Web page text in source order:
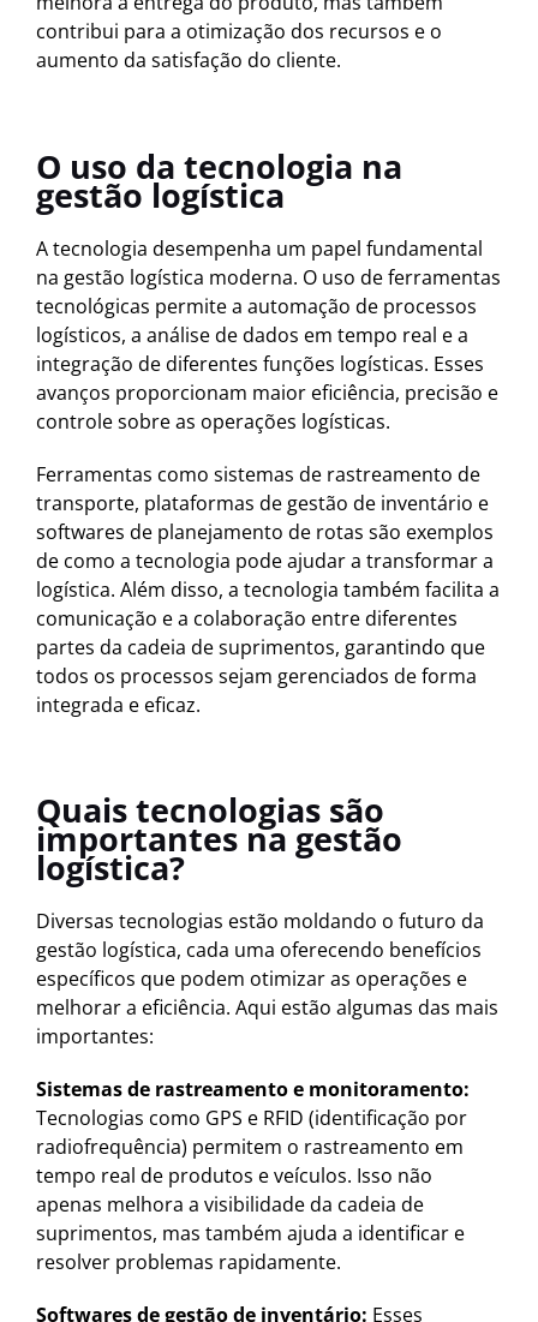
contribui para a otimização dos recursos e o
aumento da satisfação do cliente.
O uso da tecnologia na
gestão logística
A tecnologia desempenha um papel fundamental
na gestão logística moderna. O uso de ferramentas
tecnológicas permite a automação de processos
logísticos, a análise de dados em tempo real e a
integração de diferentes funções logísticas. Esses
avanços proporcionam maior eficiência, precisão e
controle sobre as operações logísticas.
Ferramentas como sistemas de rastreamento de
transporte, plataformas de gestão de inventário e
softwares de planejamento de rotas são exemplos
de como a tecnologia pode ajudar a transformar a
logística. Além disso, a tecnologia também facilita a
comunicação e a colaboração entre diferentes
partes da cadeia de suprimentos, garantindo que
todos os processos sejam gerenciados de forma
integrada e eficaz.
Quais tecnologias são
importantes na gestão
logística?
Diversas tecnologias estão moldando o futuro da
gestão logística, cada uma oferecendo benefícios
específicos que podem otimizar as operações e
melhorar a eficiência. Aqui estão algumas das mais
importantes:
Sistemas de rastreamento e monitoramento:
Tecnologias como GPS e RFID (identificação por
radiofrequência) permitem o rastreamento em
tempo real de produtos e veículos. Isso não
apenas melhora a visibilidade da cadeia de
suprimentos, mas também ajuda a identificar e
resolver problemas rapidamente.
Softwares de gestão de inventário: Esses